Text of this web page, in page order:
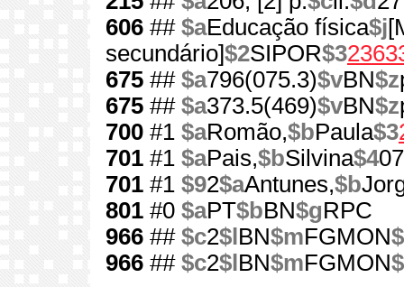
606 ## $aEducação física$j
secundário]$2SIPOR$3
675 ## $a796(075.3)$vBN$z
675 ## $a373.5(469)$vBN$z
700 #1 $aRomão,$bPaula$3
701 #1 $aPais,$bSilvina$4
701 #1 $92$aAntunes,$b
801 #0 $aPT$bBN$gRPC
966 ## $c2$l BN$mFGMON
966 ## $c2$l BN$mFGMON